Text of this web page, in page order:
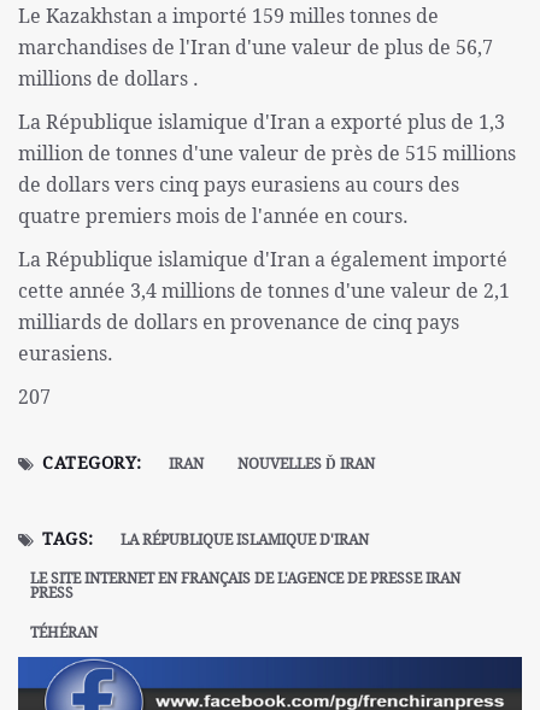
Le Kazakhstan a importé 159 milles tonnes de
marchandises de l'Iran d'une valeur de plus de 56,7
millions de dollars .
La République islamique d'Iran a exporté plus de 1,3
million de tonnes d'une valeur de près de 515 millions
de dollars vers cinq pays eurasiens au cours des
quatre premiers mois de l'année en cours.
La République islamique d'Iran a également importé
cette année 3,4 millions de tonnes d'une valeur de 2,1
milliards de dollars en provenance de cinq pays
eurasiens.
207
CATEGORY: IRAN NOUVELLES Ď IRAN
TAGS:
LA RÉPUBLIQUE ISLAMIQUE D'IRAN
LE SITE INTERNET EN FRANÇAIS DE L'AGENCE DE PRESSE IRAN
PRESS
TÉHÉRAN